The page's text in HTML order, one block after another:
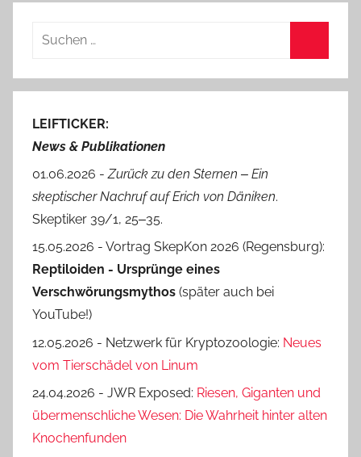
Suchen
LEIFTICKER:
News & Publikationen
01.06.2026 -Zurück zu den Sternen ‒ Ein
skeptischer Nachruf auf Erich von Däniken.
Skeptiker 39/1, 25‒35.
15.05.2026 - Vortrag SkepKon 2026 (Regensburg):
Reptiloiden - Ursprünge eines
Verschwörungsmythos (später auch bei
YouTube!)
12.05.2026 - Netzwerk für Kryptozoologie: Neues
vom Tierschädel von Linum
24.04.2026 - JWR Exposed: Riesen, Giganten und
übermenschliche Wesen: Die Wahrheit hinter alten
Knochenfunden